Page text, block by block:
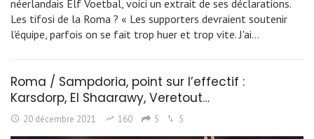
néerlandais Elf Voetbal, voici un extrait de ses déclarations.
Les tifosi de la Roma ? « Les supporters devraient soutenir
l'équipe, parfois on se fait trop huer et trop vite. J'ai…
Roma / Sampdoria, point sur l’effectif :
Karsdorp, El Shaarawy, Veretout…
20 décembre 2021 160 5 5